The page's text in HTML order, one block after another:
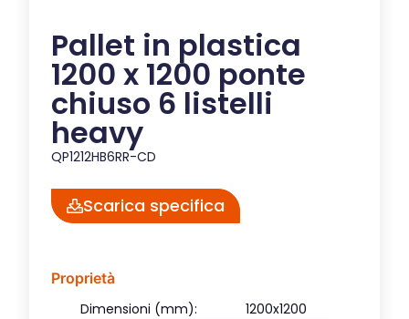
Pallet in plastica
1200 x 1200 ponte
chiuso 6 listelli
heavy
QP1212HB6RR-CD
Scarica specifica
Proprietà
Dimensioni (mm):
1200x1200